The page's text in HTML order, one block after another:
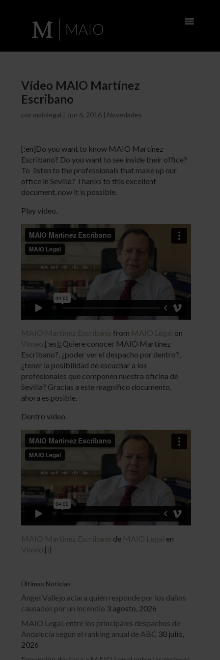
Vídeo MAIO Martínez
Escribano
por maiolegal | Jun 6, 2016 | Novedades
[:en]Do you want to know MAIO Martínez
Escribano? Do you want to see inside their office?
To listen to the professionals that make up our
office in Sevilla? Thanks to this excellent
document, now it is possible.
Play video.
MAIO Martinez Escribano from MAIO Legal on
Vimeo.[:es]¿Quiere conocer MAIO Martínez
Escribano?, ¿poder ver el despacho por dentro?,
¿tener la posibilidad de escuchar a los
profesionales que componen nuestra oficina de
Sevilla? Gracias a este magnífico documento,
ahora es posible.
Dentro vídeo.
MAIO Martinez Escribano de MAIO Legal en
Vimeo .[:]
Últimas Noticias
Ángel Vallejo aclara quién responde por los daños
causados por un incendio 3 agosto, 2026
MAIO Legal, entre los principales despachos de
Andalucía según el ranking anual de ABC 30 julio,
2026